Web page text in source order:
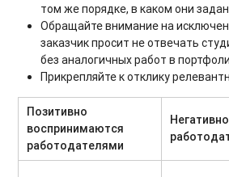
том же порядке, в каком они
Обращайте внимание на
заказчик просит не отвечать
без аналогичных работ в
Прикрепляйте к отклику
Позитивно
воспринимаются
работодателями